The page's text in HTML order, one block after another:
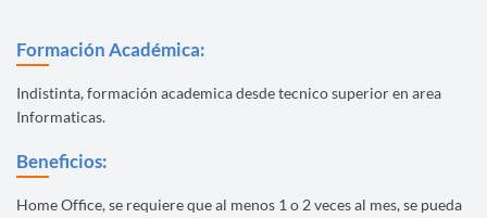
Formación Académica:
Indistinta, formación academica desde tecnico superior en area
Informaticas.
Beneficios:
Home Office, se requiere que al menos 1 o 2 veces al mes, se pueda